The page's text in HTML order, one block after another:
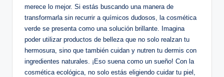
merece lo mejor. Si estás buscando una manera de
transformarla sin recurrir a químicos dudosos, la cosmética
verde se presenta como una solución brillante. Imagina
poder utilizar productos de belleza que no solo realzan tu
hermosura, sino que también cuidan y nutren tu dermis con
ingredientes naturales. ¡Eso suena como un sueño! Con la
cosmética ecológica, no solo estás eligiendo cuidar tu piel,